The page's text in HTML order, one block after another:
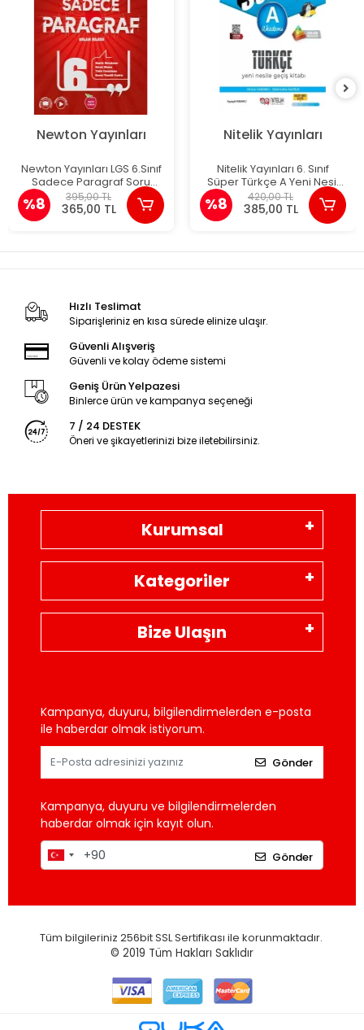
Newton Yayınları
Newton Yayınları LGS 6.Sınıf
Sadece Paragraf Soru
Bankası
%8 395,00 TL
365,00 TL
Nitelik Yayınları
Nitelik Yayınları 6. Sınıf
Süper Türkçe A Yeni Nesil
Geçiş Kitabı
%8 420,00 TL
385,00 TL
Hızlı Teslimat
Siparişleriniz en kısa sürede elinize ulaşır.
Güvenli Alışveriş
Güvenli ve kolay ödeme sistemi
Geniş Ürün Yelpazesi
Binlerce ürün ve kampanya seçeneği
7 / 24 DESTEK
Öneri ve şikayetlerinizi bize iletebilirsiniz.
Kurumsal
Kategoriler
Bize Ulaşın
Kampanya, duyuru, bilgilendirmelerden e-posta
ile haberdar olmak istiyorum.
Gönder
Kampanya, duyuru ve bilgilendirmelerden
haberdar olmak için kayıt olun.
Gönder
Tüm bilgileriniz 256bit SSL Sertifikası ile korunmaktadır.
© 2019 Tüm Hakları Saklıdır